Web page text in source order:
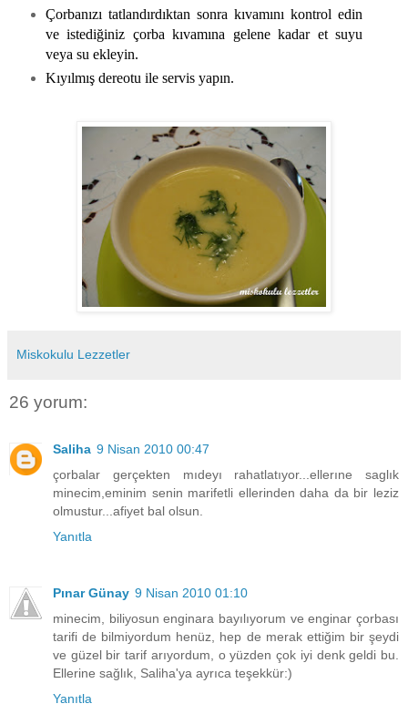
Çorbanızı tatlandırdıktan sonra kıvamını kontrol edin
ve istediğiniz çorba kıvamına gelene kadar et suyu
veya su ekleyin.
Kıyılmış dereotu ile servis yapın.
Miskokulu Lezzetler
26 yorum:
Saliha 9 Nisan 2010 00:47
çorbalar gerçekten mıdeyı rahatlatıyor...ellerıne saglık
minecim,eminim senin marifetli ellerinden daha da bir leziz
olmustur...afiyet bal olsun.
Yanıtla
Pınar Günay 9 Nisan 2010 01:10
minecim, biliyosun enginara bayılıyorum ve enginar çorbası
tarifi de bilmiyordum henüz, hep de merak ettiğim bir şeydi
ve güzel bir tarif arıyordum, o yüzden çok iyi denk geldi bu.
Ellerine sağlık, Saliha'ya ayrıca teşekkür:)
Yanıtla